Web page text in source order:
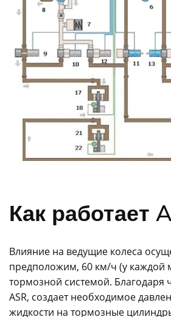
Как работает
Влияние на ведущие колеса
предположим, 60 км/ч (у каждой
тормозной системой. Благодаря
ASR, создает необходимое
жидкости на тормозные